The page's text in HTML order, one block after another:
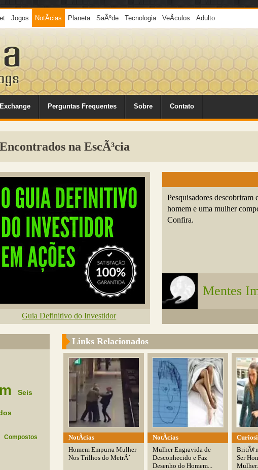
Jogos NotÃ­cias Planeta SaÃºde Tecnologia VeÃ­culos Adulto
Perguntas Frequentes Sobre Contato
na EscÃ³cia
Guia Definitivo do Investidor
Pesquisadores descobriram
homem e uma mulher
Confira.
Mentes
Seis
Compostos
Links Relacionados
NotÃ­cias
Homem Empurra Mulher
Nos Trilhos do MetrÃ´
NotÃ­cias
Mulher Engravida de
Desconhecido e Faz
Desenho do Homem...
Ser
Mulher...